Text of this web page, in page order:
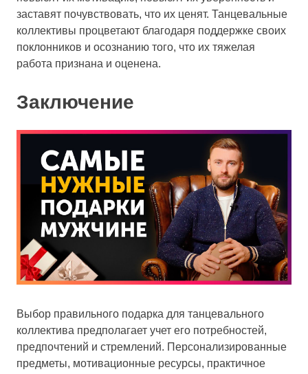
заставят почувствовать, что их ценят. Танцевальные
коллективы процветают благодаря поддержке своих
поклонников и осознанию того, что их тяжелая
работа признана и оценена.
Заключение
Выбор правильного подарка для танцевального
коллектива предполагает учет его потребностей,
предпочтений и стремлений. Персонализированные
предметы, мотивационные ресурсы, практичное